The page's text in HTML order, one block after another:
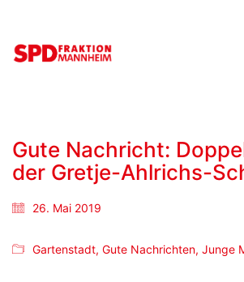
Gute Nachricht:
der Gretje-Ahlrichs-
26. Mai 2019
Gartenstadt, Gute Nachrichten, Junge